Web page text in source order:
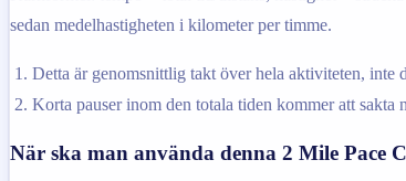
sedan medelhastigheten i kilometer per timme.
Detta är genomsnittlig takt över hela aktiviteten, inte
Korta pauser inom den totala tiden kommer att sakta
När ska man använda denna 2 Mile Pace